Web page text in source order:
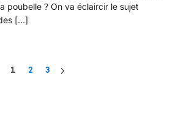
poubelle ? On va éclaircir le sujet
[…]
1 2 3